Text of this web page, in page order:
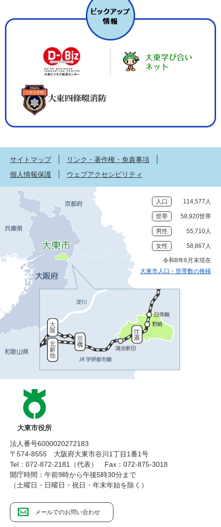
サイトマップ
リンク・著作権・免責事項
個人情報保護
ウェブアクセシビリティ
人口 114,577人
世帯 58,920世帯
男性 55,710人
女性 58,867人
令和8年6月末現在
大東市人口・世帯数の推移
大東市役所
法人番号6000020272183
〒574-8555 大阪府大東市谷川1丁目1番1号
Tel：072-872-2181（代表）
Fax：072-875-3018
開庁時間：午前9時から午後5時30分まで
（土曜日・日曜日・祝日・年末年始を除く）
メールでのお問い合わせ